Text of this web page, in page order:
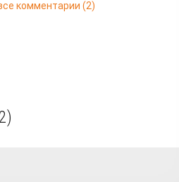
комментарии (2)